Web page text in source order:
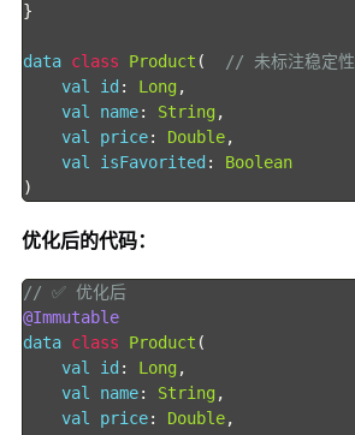
}
data class Product (
// 未标注稳定性
val id : Long ,
val name: String ,
val price: Double,
val isFavorited :
Boolean
)
优化后的代码：
// ✅ 优化后
@Immutable
data class Product (
val id : Long ,
val name: String ,
val price: Double,